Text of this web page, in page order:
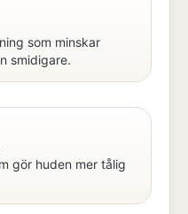
som minskar
smidigare.
gör huden mer tålig